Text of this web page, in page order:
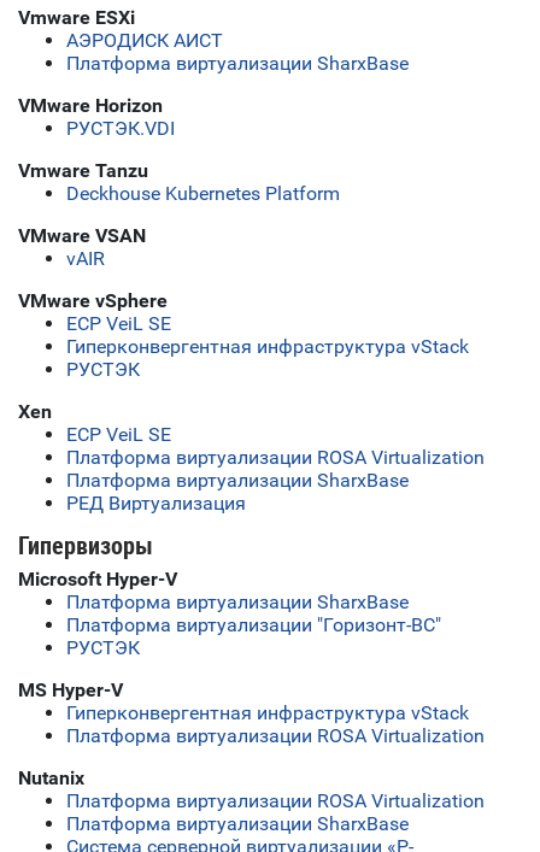
Vmware ESXi
АЭРОДИСК АИСТ
Платформа виртуализации SharxBase
VMware Horizon
РУСТЭК.VDI
Vmware Tanzu
Deckhouse Kubernetes Platform
VMware VSAN
vAIR
VMware vSphere
ECP VeiL SE
Гиперконвергентная инфраструктура vStack
РУСТЭК
Xen
ECP VeiL SE
Платформа виртуализации ROSA Virtualization
Платформа виртуализации SharxBase
РЕД Виртуализация
Гипервизоры
Microsoft Hyper-V
Платформа виртуализации SharxBase
Платформа виртуализации "Горизонт-ВС"
РУСТЭК
MS Hyper-V
Гиперконвергентная инфраструктура vStack
Платформа виртуализации ROSA Virtualization
Nutanix
Платформа виртуализации ROSA Virtualization
Платформа виртуализации SharxBase
Система серверной виртуализации «Р-